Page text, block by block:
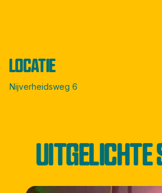
LOCATIE
Nijverheidsweg 6